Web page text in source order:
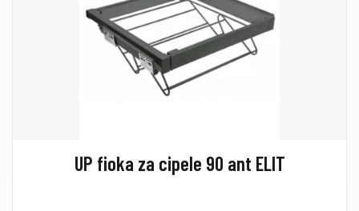
UP fioka za cipele 90 ant ELIT